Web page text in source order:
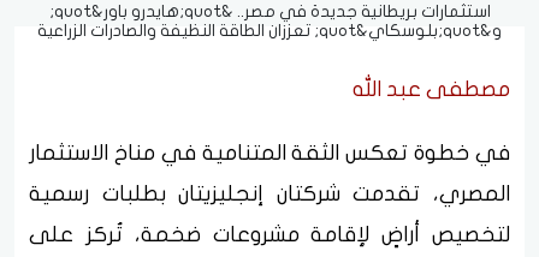
استثمارات بريطانية جديدة في مصر.. &quot;هايدرو باور&quot;
و&quot;بلوسكاي&quot; تعززان الطاقة النظيفة والصادرات الزراعية
مصطفى عبد الله
في خطوة تعكس الثقة المتنامية في مناخ الاستثمار
المصري، تقدمت شركتان إنجليزيتان بطلبات رسمية
لتخصيص أراضٍ لإقامة مشروعات ضخمة، تُركز على